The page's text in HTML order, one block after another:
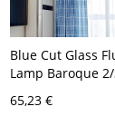
Blue Cut Glass
Lamp Baroque
Mosaic
Bedroom, 12"/
65,23 €